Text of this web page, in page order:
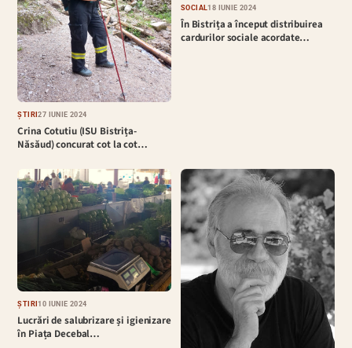
ȘTIRI27 IUNIE 2024
Crina Cotutiu (ISU Bistrița-
Năsăud) concurat cot la cot…
SOCIAL18 IUNIE 2024
În Bistrița a început distribuirea
cardurilor sociale acordate…
ȘTIRI10 IUNIE 2024
Lucrări de salubrizare și igienizare
în Piața Decebal…